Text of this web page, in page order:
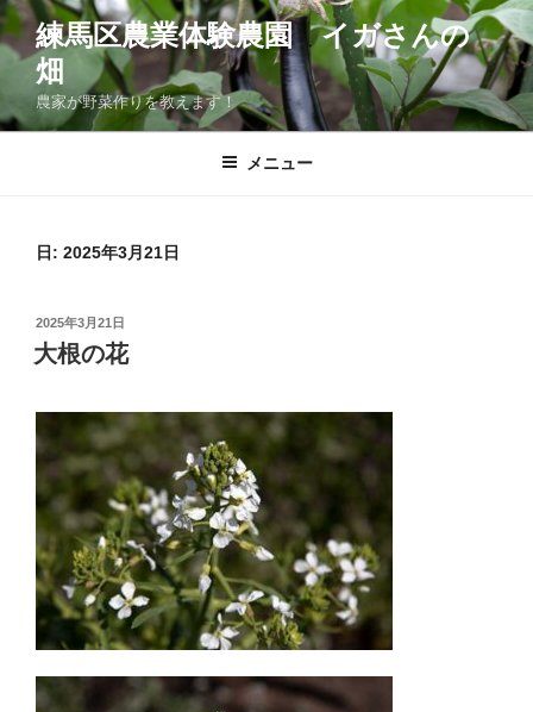
コ
ン
ツ
練馬区農業体験農園 イガさんの
畑
農家が野菜作りを教えます！
メニュー
日: 2025年3月21日
投
稿
日:
2025年3月21日
大根の花